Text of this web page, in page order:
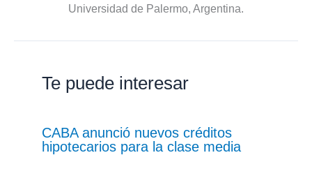
Universidad de Palermo, Argentina.
Te puede interesar
CABA anunció nuevos créditos
hipotecarios para la clase media